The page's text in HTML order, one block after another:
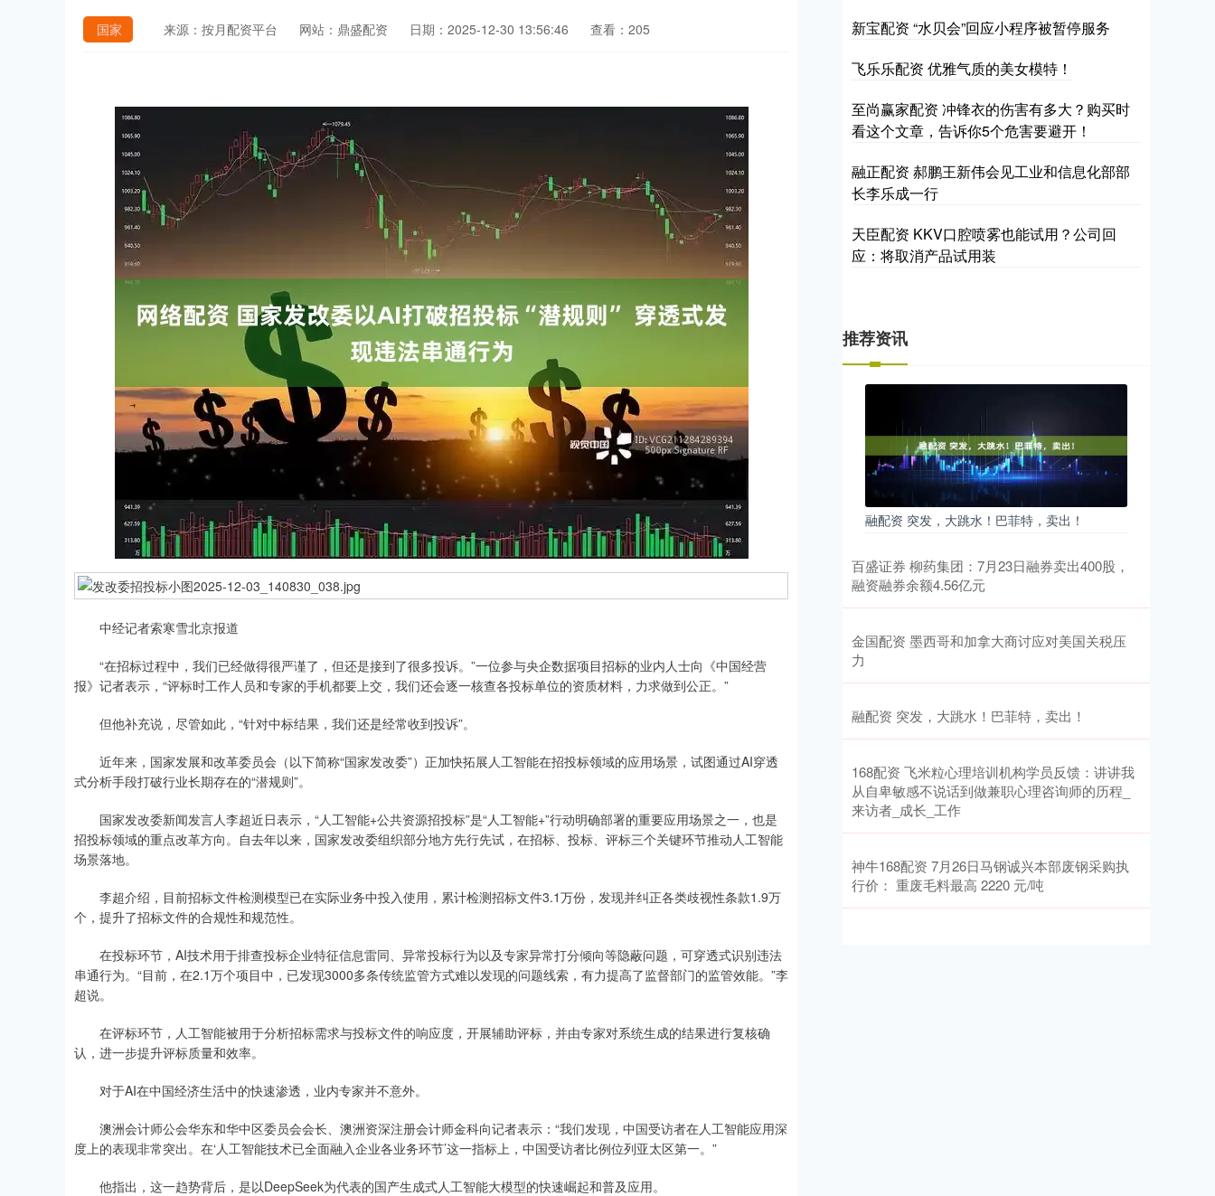
国家 来源：按月配资平台 网站：鼎盛配资 日期：2025-12-30 13:56:46 查看：205
中经记者索寒雪北京报道
“在招标过程中，我们已经做得很严谨了，但还是接到了很多投诉。”一位参与央企数据项目招标的业内人士向《中国经营
报》记者表示，“评标时工作人员和专家的手机都要上交，我们还会逐一核查各投标单位的资质材料，力求做到公正。”
但他补充说，尽管如此，“针对中标结果，我们还是经常收到投诉”。
近年来，国家发展和改革委员会（以下简称“国家发改委”）正加快拓展人工智能在招投标领域的应用场景，试图通过AI穿透
式分析手段打破行业长期存在的“潜规则”。
国家发改委新闻发言人李超近日表示，“人工智能+公共资源招投标”是“人工智能+”行动明确部署的重要应用场景之一，也是
招投标领域的重点改革方向。自去年以来，国家发改委组织部分地方先行先试，在招标、投标、评标三个关键环节推动人工智能
场景落地。
李超介绍，目前招标文件检测模型已在实际业务中投入使用，累计检测招标文件3.1万份，发现并纠正各类歧视性条款1.9万
个，提升了招标文件的合规性和规范性。
在投标环节，AI技术用于排查投标企业特征信息雷同、异常投标行为以及专家异常打分倾向等隐蔽问题，可穿透式识别违法
串通行为。“目前，在2.1万个项目中，已发现3000多条传统监管方式难以发现的问题线索，有力提高了监督部门的监管效能。”李
超说。
在评标环节，人工智能被用于分析招标需求与投标文件的响应度，开展辅助评标，并由专家对系统生成的结果进行复核确
认，进一步提升评标质量和效率。
对于AI在中国经济生活中的快速渗透，业内专家并不意外。
澳洲会计师公会华东和华中区委员会会长、澳洲资深注册会计师金科向记者表示：“我们发现，中国受访者在人工智能应用深
度上的表现非常突出。在‘人工智能技术已全面融入企业各业务环节’这一指标上，中国受访者比例位列亚太区第一。”
他指出，这一趋势背后，是以DeepSeek为代表的国产生成式人工智能大模型的快速崛起和普及应用。
新宝配资 “水贝会”回应小程序被暂停服务
飞乐乐配资 优雅气质的美女模特！
至尚赢家配资 冲锋衣的伤害有多大？购买时
看这个文章，告诉你5个危害要避开！
融正配资 郝鹏王新伟会见工业和信息化部部
长李乐成一行
天臣配资 KKV口腔喷雾也能试用？公司回
应：将取消产品试用装
推荐资讯
融配资 突发，大跳水！巴菲特，卖出！
百盛证券 柳药集团：7月23日融券卖出400股，
融资融券余额4.56亿元
金国配资 墨西哥和加拿大商讨应对美国关税压
力
融配资 突发，大跳水！巴菲特，卖出！
168配资 飞米粒心理培训机构学员反馈：讲讲我
从自卑敏感不说话到做兼职心理咨询师的历程_
来访者_成长_工作
神牛168配资 7月26日马钢诚兴本部废钢采购执
行价： 重废毛料最高 2220 元/吨